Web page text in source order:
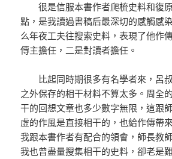
很是信服本書作者爬梳史料和復
點，是我讀過書稿后最深切的感觸感
么年夜工夫往搜索史料，表現了他作
傳主擔任，二是對讀者擔任。
比起同時期很多有名學者來，呂
之外保存的相干材料不算太多。周全
干的回想文章也多少數字無限，這跟
虛的作風是直接相干的，也給作傳帶
我跟本書作者有配合的領會，師長教
我也曾盡量搜集相干的史料，卻老是